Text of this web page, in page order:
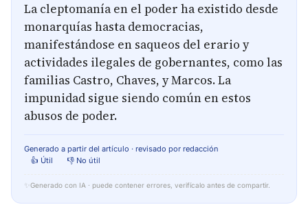
La cleptomanía en el poder ha existido desde
monarquías hasta democracias,
manifestándose en saqueos del erario y
actividades ilegales de gobernantes, como las
familias Castro, Chaves, y Marcos. La
impunidad sigue siendo común en estos
abusos de poder.
Generado a partir del artículo · revisado por redacción
👍 Útil
👎 No útil
✨ Generado con IA · puede contener errores, verifícalo antes de compartir.